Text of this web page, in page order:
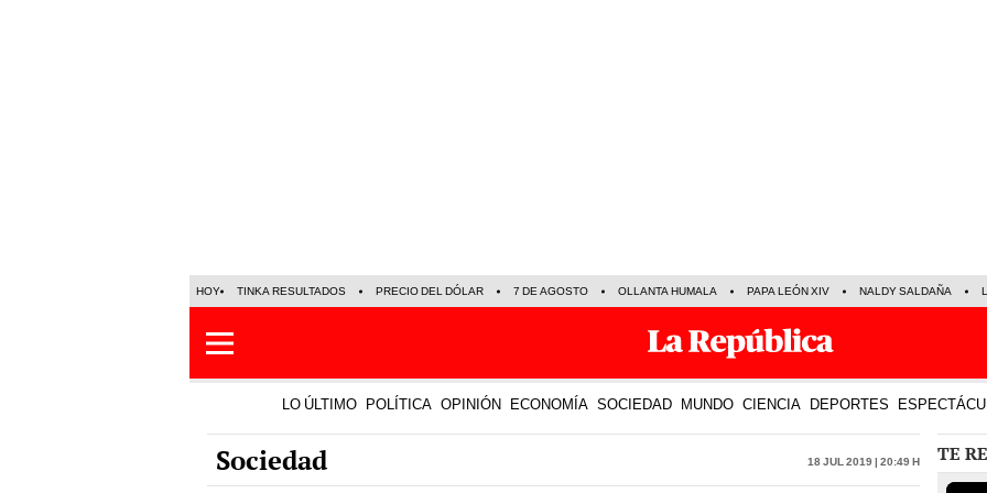
HOY TINKA RESULTADOS PRECIO DEL DÓLAR 7 DE AGOSTO OLLANTA HUMALA PAPA LEÓN XIV NALDY SALDAÑA
LO ÚLTIMO POLÍTICA OPINIÓN ECONOMÍA SOCIEDAD MUNDO CIENCIA DEPORTES
Sociedad 18 Jul 2019 | 20:49 h TE